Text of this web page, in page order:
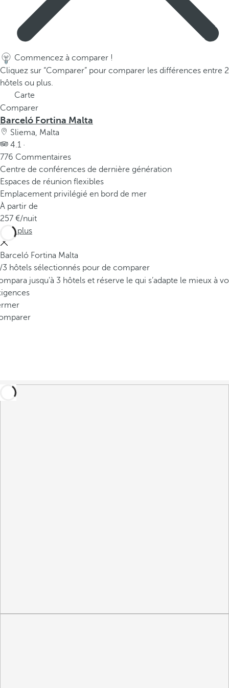
Commencez à comparer !
Cliquez sur “Comparer” pour comparer les différences entre 2
hôtels ou plus.
Carte
Comparer
Barceló Fortina Malta
Sliema, Malta
4.1 ·
776 Commentaires
Centre de conférences de dernière génération
Espaces de réunion flexibles
Emplacement privilégié en bord de mer
À partir de
257
/nuit
Voir plus
Barceló Fortina Malta
/3 hôtels sélectionnés pour de comparer
jusqu’à 3 hôtels et réserve le qui s’adapte le mieux à